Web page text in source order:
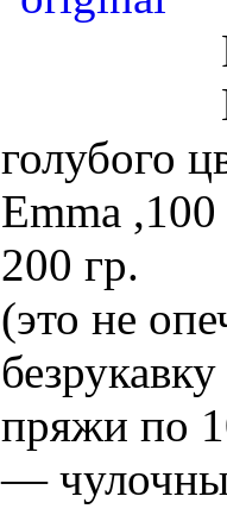
голубого
Emma
200 гр.
(это не
пряжи по
—